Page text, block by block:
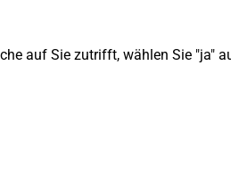
auf Sie zutrifft, wählen Sie "ja"